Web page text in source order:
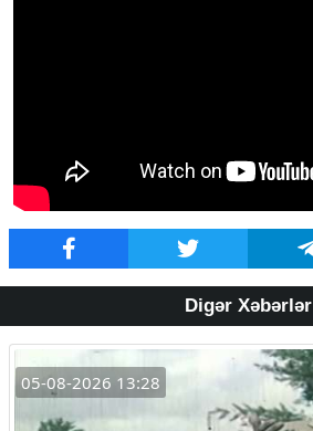
Digər Xəbərlər
05-08-2026 13:28